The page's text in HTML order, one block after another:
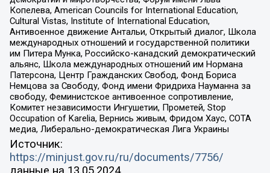
Копелева, American Councils for International Education,
Cultural Vistas, Institute of International Education,
Антивоенное движение Антальи, Открытый диалог, Школа
международных отношений и государственной политики
им Питера Мунка, Российско-канадский демократический
альянс, Школа международных отношений им Нормана
Патерсона, Центр Гражданских Свобод, Фонд Бориса
Немцова за Свободу, Фонд имени Фридриха Науманна за
свободу, Феминистское антивоенное сопротивление,
Комитет независимости Ингушетии, Прометей, Stop
Occupation of Karelia, Вернись живым, Фридом Хаус, СОТА
медиа, Либерально-демократическая Лига Украины
Источник:
https://minjust.gov.ru/ru/documents/7756/